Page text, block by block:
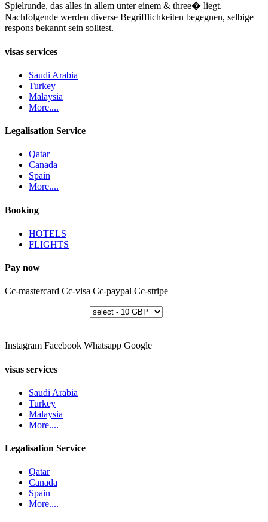
Spielrunde, das alles in allem unter einem & three� liegt.
Nachfolgende werden diverse Begrifflichkeiten begegnen, selbige
respons bekannt sein solltest.
visas services
Saudi Arabia
Turkey
Malaysia
More....
Legalisation Service
Qatar
Canada
Spain
More....
Booking
HOTELS
FLIGHTS
Pay now
Cc-mastercard Cc-visa Cc-paypal Cc-stripe
Instagram Facebook Whatsapp Google
visas services
Saudi Arabia
Turkey
Malaysia
More....
Legalisation Service
Qatar
Canada
Spain
More....